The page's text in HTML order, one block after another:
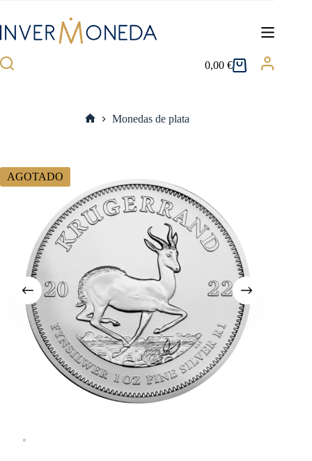
contenido
Carro
0,00€
Monedas de plata
AGOTADO